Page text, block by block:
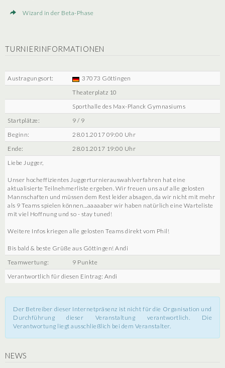
Wizard in der Beta-Phase
TURNIERINFORMATIONEN
Austragungsort:
37073 Göttingen
Theaterplatz 10
Sporthalle des Max-Planck Gymnasiums
Startplätze:
9 / 9
Beginn:
28.01.2017 09:00 Uhr
Ende:
28.01.2017 19:00 Uhr
Liebe Jugger,
Unser hocheffizientes Juggerturnierauswahlverfahren hat eine
aktualisierte Teilnehmerliste ergeben. Wir freuen uns auf alle gelosten
Mannschaften und müssen dem Rest leider absagen, da wir nicht mit mehr
als 9 Teams spielen können...aaaaaber wir haben natürlich eine Warteliste
mit viel Hoffnung und so - stay tuned!
Weitere Infos kriegen alle gelosten Teams direkt vom Phil!
Bis bald & beste Grüße aus Göttingen! Andi
Teamwertung:
9 Punkte
Verantwortlich für diesen Eintrag: Andi
Der Betreiber dieser Internetpräsenz ist nicht für die Organisation und
Durchführung dieser Veranstaltung verantwortlich. Die
Verantwortung liegt ausschließlich bei dem Veranstalter.
NEWS